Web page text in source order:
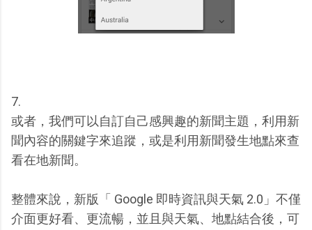
7.
或者，我們可以自訂自己感興趣的新聞主題，利用新
聞內容的關鍵字來追蹤，或是利用新聞發生地點來查
看在地新聞。
整體來說，新版「 Google 即時資訊與天氣 2.0」不僅
介面更好看、更流暢，並且與天氣、地點結合後，可